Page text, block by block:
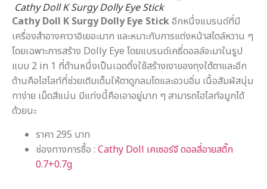
Cathy Doll K Surgy Dolly Eye Stick
Cathy Doll K Surgy Dolly Eye Stickอีกหนึ่งแบรนด์ที่มี
เครื่องสำอางคาวาอิเยอะมาก และหมาะกับการแต่งหน้าสไตล์หวาน ๆ
โดยเฉพาะการสร้าง Dolly Eye โดยแบรนด์เคธี่ดอลล์จะมาในรูป
แบบ 2 in 1 ที่ด้านหนึ่งเป็นเฉดดิ้งใช้สร้างเงาของถุงใต้ตาและอีก
ด้านคือไฮไลท์ที่ช่วยเติมเต็มให้ตาดูกลมโตและอวบอิ่ม เนื้อสัมผัสนุ่ม
ทาง่าย เม็ดสีแน่น มีแท่งนี้คือเอาอยู่มาก ๆ สามารถไฮไลท์จมูกได้
ด้วยนะ
ราคา 295 บาท
ช่องทางการซื้อ : Cathy Doll เคเซอร์จี ดอลลี่อายสติ๊ก
0.7+0.7g